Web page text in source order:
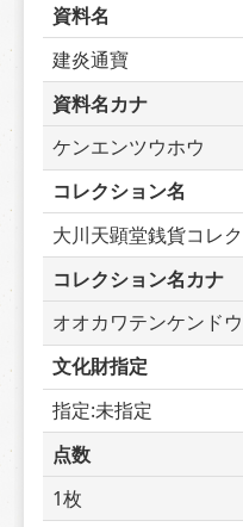
資料名
建炎通寶
資料名カナ
ケンエンツウホウ
コレクション名
大川天顕堂銭貨コレ
コレクション名カナ
オオカワテンケンド
文化財指定
指定:未指定
点数
1枚